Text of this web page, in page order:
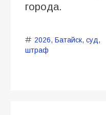
города.
2026, Батайск, суд,
штраф